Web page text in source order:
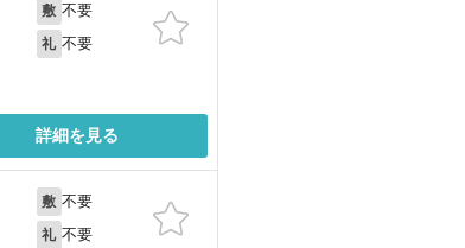
敷 不要
礼 不要
詳細を見る
敷 不要
礼 不要